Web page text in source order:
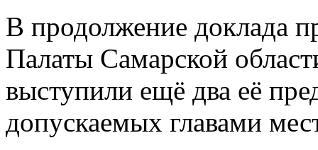
В продолжение доклада
Палаты Самарской
выступили ещё два её
допускаемых главами